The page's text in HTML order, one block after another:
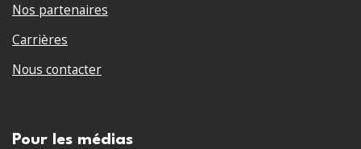
Nos partenaires
Carrières
Nous contacter
Pour les médias